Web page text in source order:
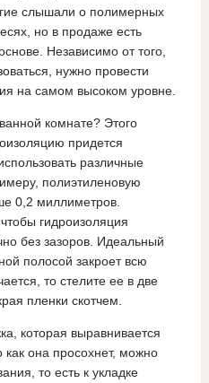
слышали о полимерных
но в продаже есть
Независимо от того,
нужно провести
на самом высоком уровне.
комнате? Этого
придется
различные
полиэтиленовую
0,2 миллиметров.
гидроизоляция
без зазоров. Идеальный
полосой закроет всю
то стелите ее в две
пленки скотчем.
которая выравнивается
как она просохнет, можно
то есть к укладке